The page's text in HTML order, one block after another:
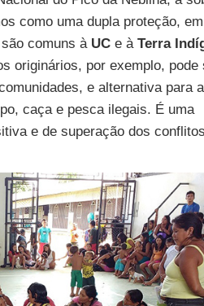
como uma dupla proteção,
comuns à UCe à Terra
originários, por exemplo, pode
e alternativa para
caça e pesca ilegais. É uma
e de superação dos conflitos